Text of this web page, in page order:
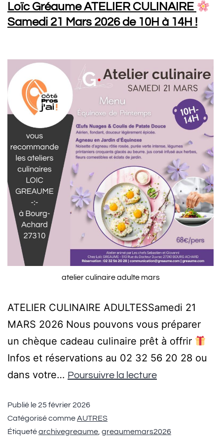
Loïc Gréaume ATELIER CULINAIRE
Samedi 21 Mars 2026 de 10H à 14H !
atelier culinaire adulte mars
ATELIER CULINAIRE ADULTESSamedi 21
MARS 2026 Nous pouvons vous préparer
un chèque cadeau culinaire prêt à offrir
Infos et réservations au 02 32 56 20 28 ou
dans votre… Poursuivre la lecture
Publié le25 février 2026
Catégorisé commeAUTRES
Étiquetéarchivegreaume, greaumemars2026